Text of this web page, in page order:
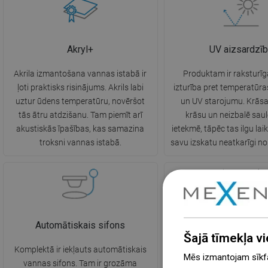
Akryl+
Akrila izmantošana vannas istabā ir
ļoti praktisks risinājums. Akrils labi
uztur ūdens temperatūru, novēršot
tās ātru atdzišanu. Tam piemīt arī
akustiskās īpašības, kas samazina
troksni vannas istabā.
UV
Produktam ir
izturība pret
un UV starojumu.
krāsu un neizbalē
ietekmē, tāpēc tas ilgu
savu izskatu neatkarīgi
Automātiskais sifons
Komplektā ir iekļauts automātiskais
vannas sifons. Tam ir grozāma
kājiņām, kas ļauj to
Šajā tīmekļa
Mēs izmantojam